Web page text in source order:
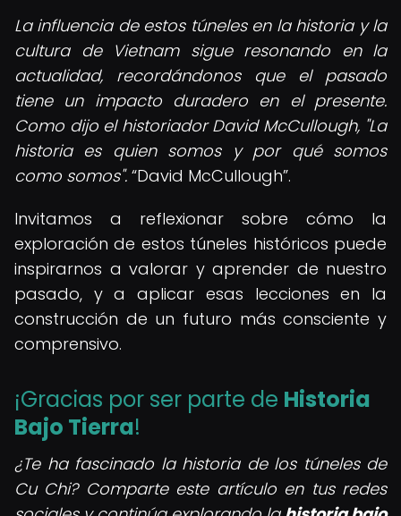
La influencia de estos túneles en la historia y la
cultura de Vietnam sigue resonando en la
actualidad, recordándonos que el pasado
tiene un impacto duradero en el presente.
Como dijo el historiador David McCullough, "La
historia es quien somos y por qué somos
como somos". David McCullough .
Invitamos a reflexionar sobre cómo la
exploración de estos túneles históricos puede
inspirarnos a valorar y aprender de nuestro
pasado, y a aplicar esas lecciones en la
construcción de un futuro más consciente y
comprensivo.
¡Gracias por ser parte de Historia
Bajo Tierra!
¿Te ha fascinado la historia de los túneles de
Cu Chi? Comparte este artículo en tus redes